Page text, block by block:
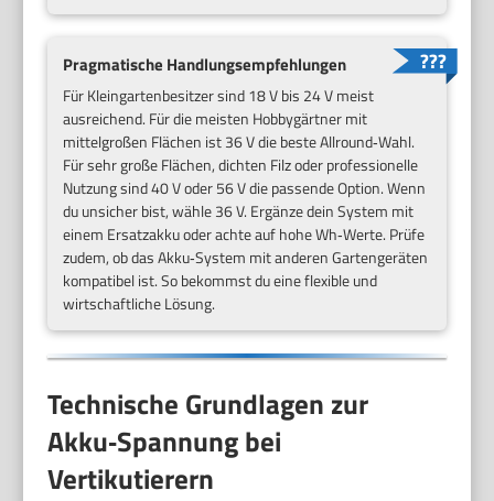
Pragmatische Handlungsempfehlungen
Für Kleingartenbesitzer sind 18 V bis 24 V meist
ausreichend. Für die meisten Hobbygärtner mit
mittelgroßen Flächen ist 36 V die beste Allround‑Wahl.
Für sehr große Flächen, dichten Filz oder professionelle
Nutzung sind 40 V oder 56 V die passende Option. Wenn
du unsicher bist, wähle 36 V. Ergänze dein System mit
einem Ersatzakku oder achte auf hohe Wh‑Werte. Prüfe
zudem, ob das Akku‑System mit anderen Gartengeräten
kompatibel ist. So bekommst du eine flexible und
wirtschaftliche Lösung.
Technische Grundlagen zur
Akku‑Spannung bei
Vertikutierern